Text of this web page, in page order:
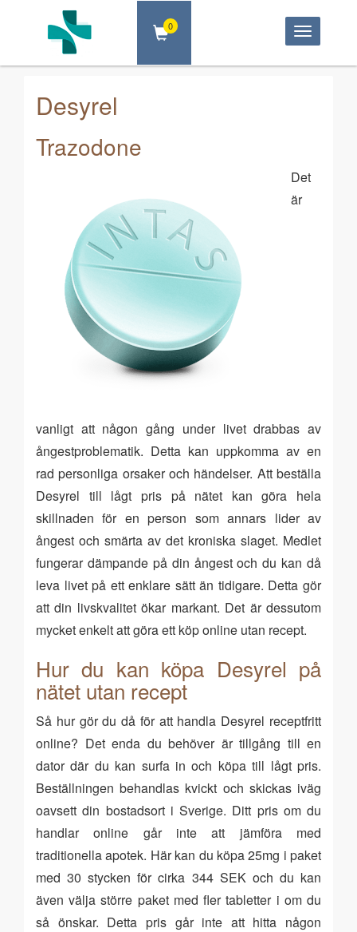
Toggle
0
Desyrel
Trazodone
Det
är
vanligt att någon gång under livet drabbas av
ångestproblematik. Detta kan uppkomma av en
rad personliga orsaker och händelser. Att beställa
Desyrel till lågt pris på nätet kan göra hela
skillnaden för en person som annars lider av
ångest och smärta av det kroniska slaget. Medlet
fungerar dämpande på din ångest och du kan då
leva livet på ett enklare sätt än tidigare. Detta gör
att din livskvalitet ökar markant. Det är dessutom
mycket enkelt att göra ett köp online utan recept.
Hur du kan köpa Desyrel på
nätet utan recept
Så hur gör du då för att handla Desyrel receptfritt
online? Det enda du behöver är tillgång till en
dator där du kan surfa in och köpa till lågt pris.
Beställningen behandlas kvickt och skickas iväg
oavsett din bostadsort i Sverige. Ditt pris om du
handlar online går inte att jämföra med
traditionella apotek. Här kan du köpa 25mg i paket
med 30 stycken för cirka 344 SEK och du kan
även välja större paket med fler tabletter i om du
så önskar. Detta pris går inte att hitta någon